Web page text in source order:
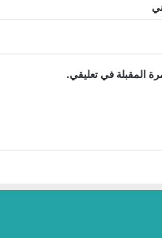
المقبلة في تعليقي.